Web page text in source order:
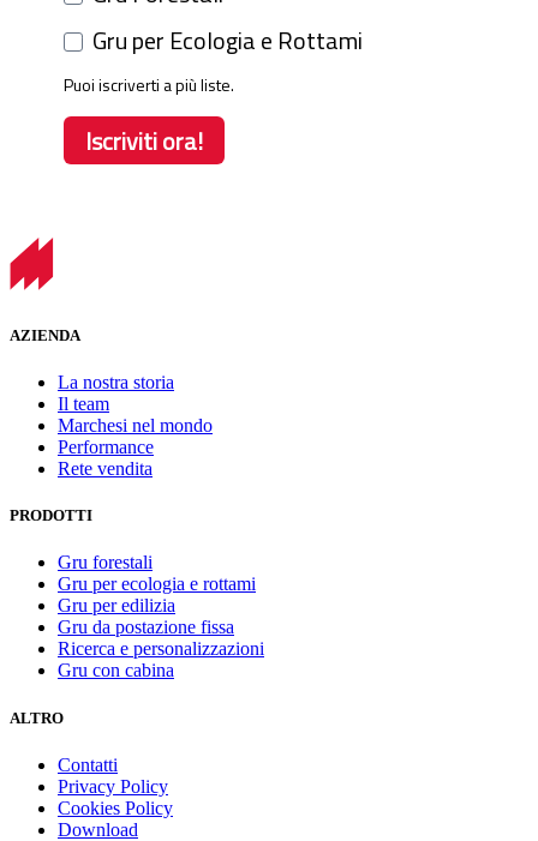
AZIENDA
La nostra storia
Il team
Marchesi nel mondo
Performance
Rete vendita
PRODOTTI
Gru forestali
Gru per ecologia e rottami
Gru per edilizia
Gru da postazione fissa
Ricerca e personalizzazioni
Gru con cabina
ALTRO
Contatti
Privacy Policy
Cookies Policy
Download